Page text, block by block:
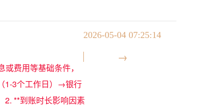
2026-05-04 07:25:14
费用等基础条件，
1-3个工作日）→银行
2. **到账时长影响因素